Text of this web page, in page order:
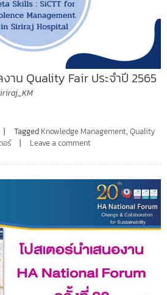
าน Quality Fair ประจำปี 2565
Tagged Knowledge Management, Quality
อร์ Leave a comment